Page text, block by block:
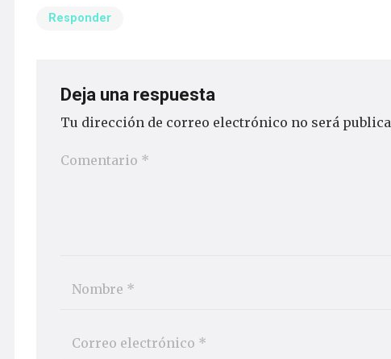
Responder
Deja una respuesta
Tu dirección de correo electrónico no será